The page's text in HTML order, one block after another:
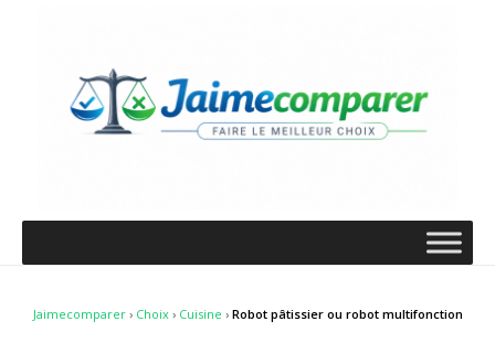
Jaimecomparer› Choix› Cuisine › Robot pâtissier ou robot multifonction